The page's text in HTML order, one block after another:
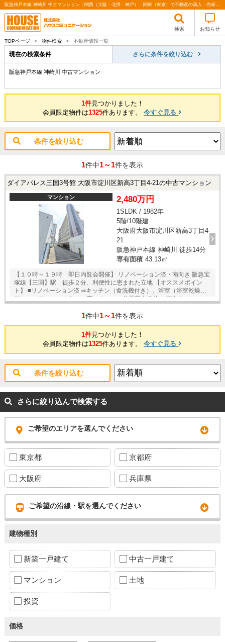
阪急神戸本線 神崎川 中古マンション｜関西（大阪・北摂・神戸）・関東（東京）で不動産の購入・売却、注文住宅、リノベーションの事なら株式会社ハウスコミュニケーション
検索 お知らせ
TOPページ > 物件検索 > 不動産情報一覧
現在の検索条件 さらに条件を絞り込む
阪急神戸本線 神崎川 中古マンション
1件見つかりました！
会員限定物件は1325件あります。今すぐ見る
条件を絞り込む
1件中1～1件を表示
ダイアパレス三国3号館 大阪市淀川区新高3丁目4-21の中古マンション
マンション 2,480万円
1SLDK / 1982年
5階/10階建
大阪府大阪市淀川区新高3丁目4-
21
阪急神戸本線 神崎川 徒歩14分
専有面積 43.13㎡
【１０時～１９時 即日内覧会開催】 リノベーション済・南向き 阪急宝
塚線【三国】駅 徒歩２分、利便性に恵まれた立地 【オススメポイン
ト】 ■リノベーション済 ⇒キッチン（食洗機付き）、浴室（浴室乾燥機
付）、エアコン（１台）、床、クロス、分電盤交換他 ＊南向きバルコニ
＊２０１５年大規模修繕工事実施済 ＊長期修繕計画書有り ＊アフターサ
【三国】 駅 徒歩２分 ＊阪急神戸線【神崎川】駅徒歩１４分 ＊ＫＯＨ
ＹＯ 阪急三国店 徒歩２分（２４時まで営業） ＊ロピア 新高店 徒
歩８分 ＊サンティフルみくに商店街 徒歩６分 ＊イオンタウン淀川三国
（スーパー・飲食店・各種専門店） ＊ファミリーマート 徒歩２
分 ＊新高小学校 徒歩７分 ☆未掲載物件を含む複数物件をまとめて紹介
可能♪
1件中1～1件を表示
1件見つかりました！
会員限定物件は1325件あります。今すぐ見る
条件を絞り込む
さらに絞り込んで検索する
ご希望のエリアを選んでください
東京都 京都府
大阪府 兵庫県
ご希望の沿線・駅を選んでください
建物種別
新築一戸建て 中古一戸建て
マンション 土地
投資
価格